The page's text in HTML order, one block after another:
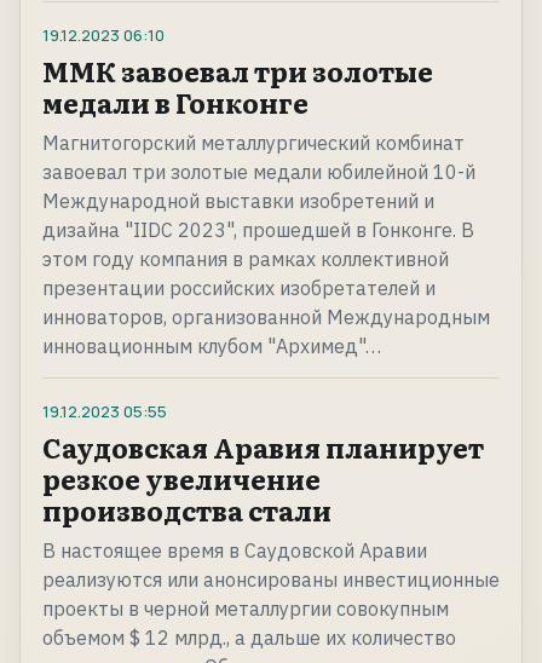
19.12.2023 06:10
ММК завоевал три золотые
медали в Гонконге
Магнитогорский металлургический комбинат
завоевал три золотые медали юбилейной 10-й
Международной выставки изобретений и
дизайна "IIDC 2023", прошедшей в Гонконге. В
этом году компания в рамках коллективной
презентации российских изобретателей и
инноваторов, организованной Международным
инновационным клубом "Архимед"…
19.12.2023 05:55
Саудовская Аравия планирует
резкое увеличение
производства стали
В настоящее время в Саудовской Аравии
реализуются или анонсированы инвестиционные
проекты в черной металлургии совокупным
объемом $ 12 млрд., а дальше их количество